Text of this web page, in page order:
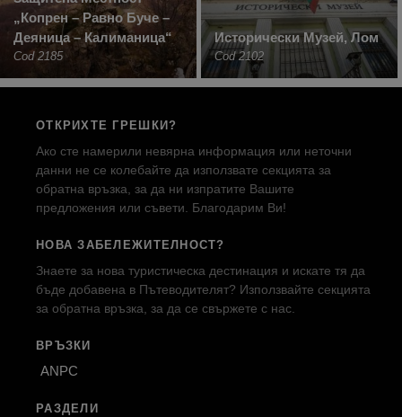
„Копрен – Равно Буче –
Деяница – Калиманица“
Cod 2185
Исторически Музей, Лом
Cod 2102
ОТКРИХТЕ ГРЕШКИ?
Ако сте намерили невярна информация или неточни
данни не се колебайте да използвате секцията за
обратна връзка, за да ни изпратите Вашите
предложения или съвети. Благодарим Ви!
НОВА ЗАБЕЛЕЖИТЕЛНОСТ?
Знаете за нова туристическа дестинация и искате тя да
бъде добавена в Пътеводителят? Използвайте секцията
за обратна връзка, за да се свържете с нас.
ВРЪЗКИ
ANPC
РАЗДЕЛИ